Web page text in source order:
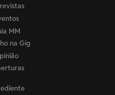
MM
na Gig